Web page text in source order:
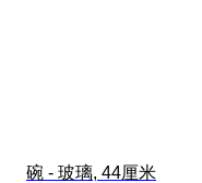
碗 - 玻璃, 44厘米